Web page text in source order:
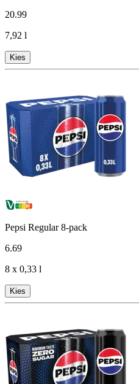
20.99
7,92 l
Kies
Pepsi Regular 8-pack
6.69
8 x 0,33 l
Kies